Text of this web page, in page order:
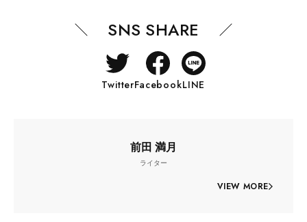
SNS SHARE
TwitterFacebookLINE
前田 満月
ライター
VIEW MORE